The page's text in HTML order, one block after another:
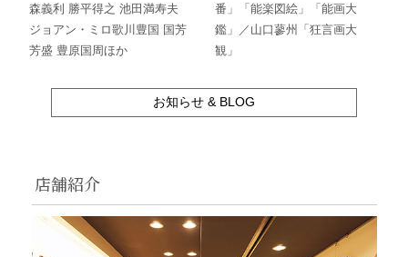
森義利 勝平得之 池田満寿夫
ジョアン・ミロ歌川豊国 国芳
芳盛 豊原国周ほか
番」「能楽図絵」「能画大
鑑」／山口蓼州「狂言画大
観」
お知らせ & BLOG
店舗紹介